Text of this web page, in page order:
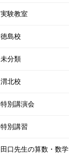
実験教室
徳島校
未分類
渭北校
特別講演会
特別講習
田口先生の算数・数学